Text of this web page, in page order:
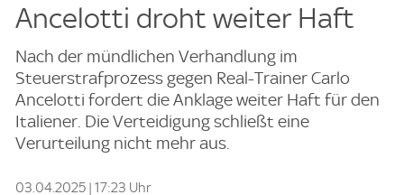
Ancelotti droht weiter Haft
Nach der mündlichen Verhandlung im
Steuerstrafprozess gegen Real-Trainer Carlo
Ancelotti fordert die Anklage weiter Haft für den
Italiener. Die Verteidigung schließt eine
Verurteilung nicht mehr aus.
03.04.2025 | 17:23 Uhr